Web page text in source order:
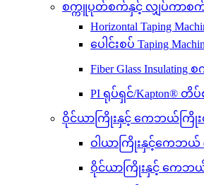
စက္ကူပုတ်စက်နှင့် လျှပ်ကာစ
Horizontal Taping
ပေါင်းစပ် Taping
Fiber Glass Insulating
PI ရုပ်ရှင်/Kapton® တိ
ဝိုင်ယာကြိုးနှင့် ကေဘယ်ကြို
ဝါယာကြိုးနှင့်ကေဘယ်
ဝိုင်ယာကြိုးနှင့် ကေ